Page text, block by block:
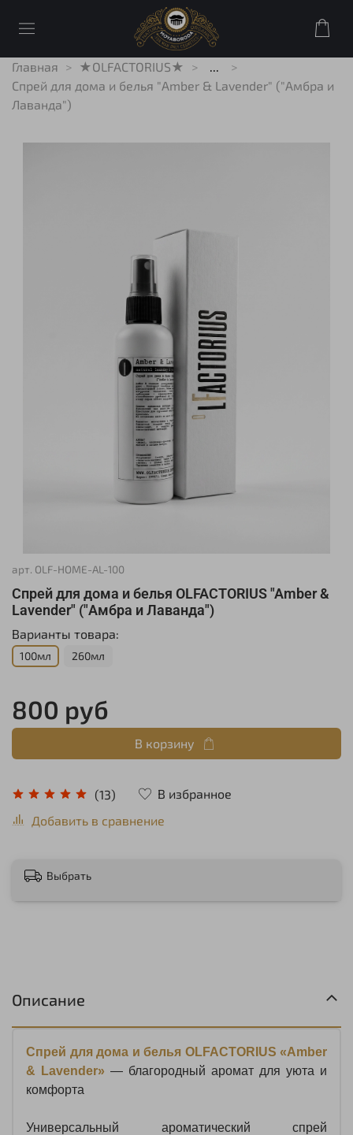
Главная ★OLFACTORIUS★
Спрей для дома и белья "Amber & Lavender" ("Амбра и
Лаванда")
арт. OLF-HOME-AL-100
Спрей для дома и белья OLFACTORIUS "Amber &
Lavender" ("Амбра и Лаванда")
(13)
В избранное
Добавить в сравнение
Варианты товара:
100мл 260мл
800 руб
В корзину
Выбрать
Описание
Спрей для дома и белья OLFACTORIUS «Amber
& Lavender» — благородный аромат для уюта и
комфорта
Универсальный ароматический спрей